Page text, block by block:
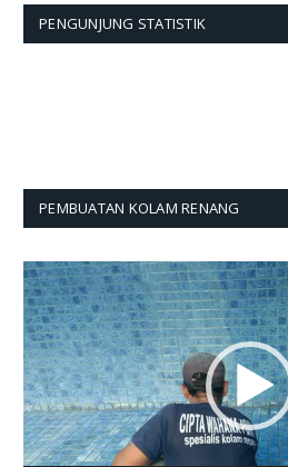
PENGUNJUNG STATISTIK
PEMBUATAN KOLAM RENANG
Pemutar
Video